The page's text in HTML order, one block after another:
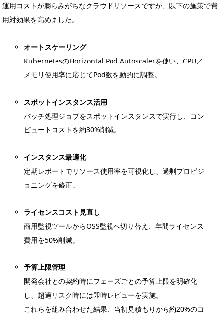
運用コストが膨らみがちなクラウドリソースですが、以下の施策で費
用対効果を高めました。
オートスケーリング
KubernetesのHorizontal Pod Autoscalerを使い、CPU／
メモリ使用率に応じてPod数を動的に調整。
スポットインスタンス活用
バッチ処理ジョブをスポットインスタンスで実行し、コン
ピュートコストを約30%削減。
インスタンス最適化
定期レポートでリソース使用率を可視化し、過剰プロビジ
ョニングを修正。
ライセンスコスト見直し
商用監視ツールからOSS監視へ切り替え、年間ライセンス
費用を50%削減。
予算上限管理
開発会社との契約時にフェーズごとの予算上限を明確化
し、超過リスク時には即時レビューを実施。
これらを組み合わせた結果、当初見積もりから約20%のコ